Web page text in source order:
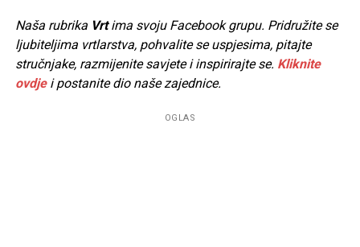
Naša rubrika Vrtima svoju Facebook grupu. Pridružite se
ljubiteljima vrtlarstva, pohvalite se uspjesima, pitajte
stručnjake, razmijenite savjete i inspirirajte se. Kliknite
ovdjei postanite dio naše zajednice.
OGLAS